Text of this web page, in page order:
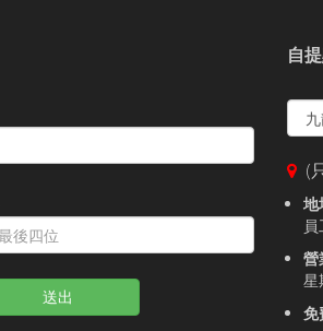
送出
自
(
地
營
星
免